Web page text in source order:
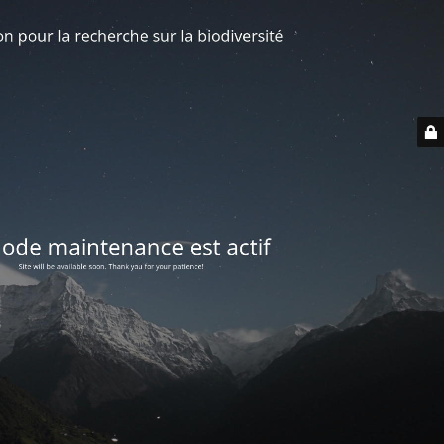
pour la recherche sur la biodiversité
maintenance est actif
Site will be available soon. Thank you for your patience!